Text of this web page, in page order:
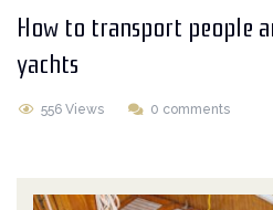
How to transport people
yachts
556 Views 0 comments